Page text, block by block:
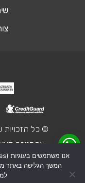
© כל הזכויות
אקסטרה